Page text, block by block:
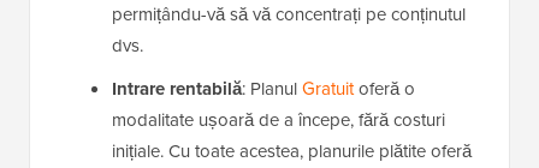
permițându-vă să vă concentrați pe conținutul
dvs.
Intrare rentabilă: PlanulGratuitoferă o
modalitate ușoară de a începe, fără costuri
inițiale. Cu toate acestea, planurile plătite oferă